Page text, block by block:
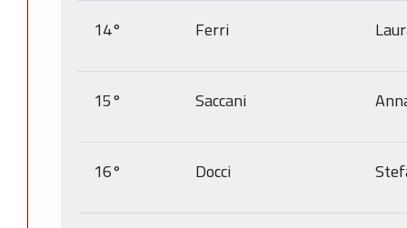
14° Ferri
15° Saccani
16° Docci